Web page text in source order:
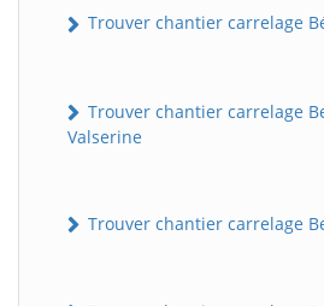
Trouver chantier carrelage
Trouver chantier carrelage
Valserine
Trouver chantier carrelage